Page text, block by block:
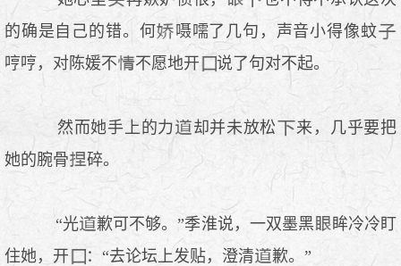
的确是自己的错。何
嗫嚅了几句，声音小得像蚊
哼哼，对陈媛不
不愿地开 说了句对不起。
然而她手上的力 却并未放松
来，几乎要把
她的腕骨
碎。
“光 歉可不够。”季淮说，一双墨黑
眸冷冷盯
住她，开
：“去论坛上发贴，澄清 歉。”